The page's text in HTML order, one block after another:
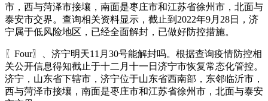
市，西与菏泽市接壤，南面是枣庄市和江苏省徐州市，北面与
泰安市交界。查询相关资料显示，截止到2022年9月28日，济
宁属于低风险地区，已经全面解封，已做好防控措施。
〖Four〗、济宁明天11月30号能解封吗。根据查询疫情防控相
关公开信息得知截止于十二月十一日济宁市恢复常态化管控。
济宁，山东省下辖市，济宁位于山东省西南部，东邻临沂市，
西与菏泽市接壤，南面是枣庄市和江苏省徐州市，北面与泰安